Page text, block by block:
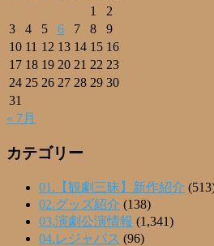
1
2
3
4 5 6 7 8
9
10 11 12 13 14 15 16
17 18 19 20 21 22 23
24 25 26 27 28 29 30
31
« 7月
カテゴリー
01.【観劇三昧】新作紹介
02.グッズ紹介 (138)
03.演劇公演情報 (1,341)
04.レジャパス (96)